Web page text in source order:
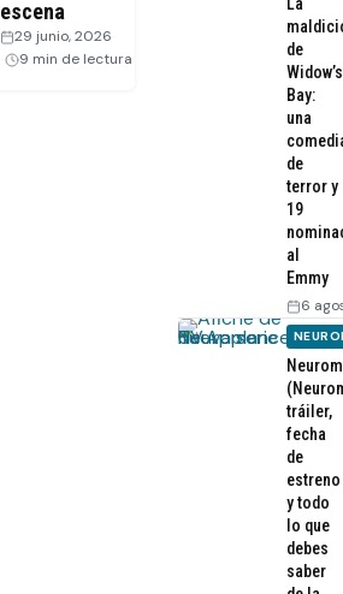
escena
29 junio, 2026
9 min de lectura
de
Widow’s
Bay:
una
de
terror y
19
al
Emmy
6
tráiler,
fecha
de
estreno
y todo
lo que
debes
saber